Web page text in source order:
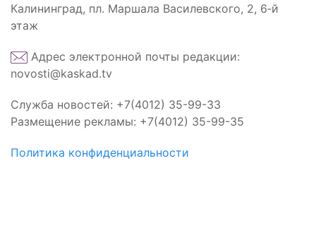
Калининград, пл. Маршала Василевского, 2, 6‑й
этаж
Адрес электронной почты редакции:
novosti@kaskad.tv
Служба новостей: +7(4012) 35-99-33
Размещение рекламы: +7(4012) 35-99-35
Политика конфиденциальности